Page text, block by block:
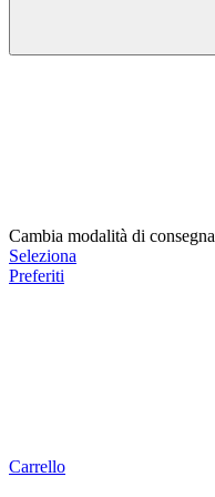
Cambia modalità di consegna
Seleziona
Preferiti
Carrello